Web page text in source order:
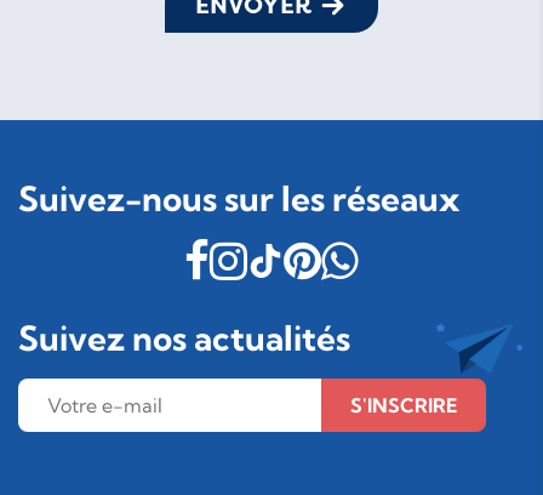
Suivez-nous sur les réseaux
Suivez nos actualités
S'INSCRIRE